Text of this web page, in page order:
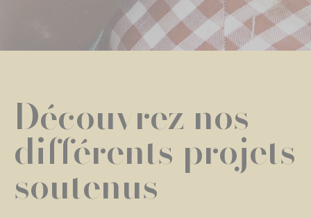
Découvrez nos
différents projets
soutenus